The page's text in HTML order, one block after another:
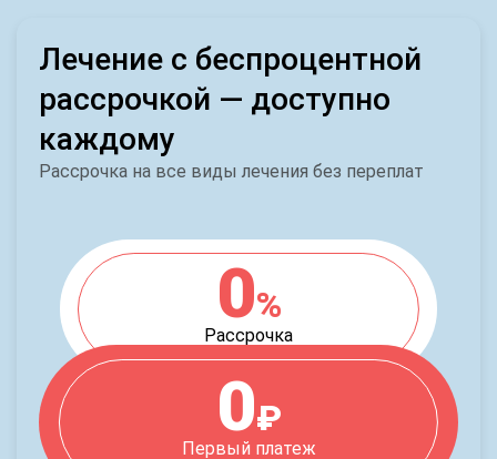
Лечение с беспроцентной
рассрочкой — доступно
каждому
Рассрочка на все виды лечения без переплат
0%
Рассрочка
0₽
Первый платеж